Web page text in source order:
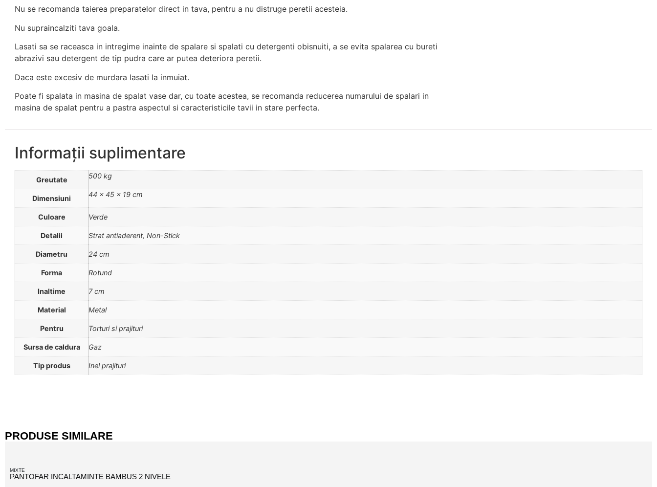
Nu se recomanda taierea preparatelor direct in tava, pentru a nu distruge peretii acesteia.
Nu supraincalziti tava goala.
Lasati sa se raceasca in intregime inainte de spalare si spalati cu detergenti obisnuiti, a se evita spalarea cu bureti
abrazivi sau detergent de tip pudra care ar putea deteriora peretii.
Daca este excesiv de murdara lasati la inmuiat.
Poate fi spalata in masina de spalat vase dar, cu toate acestea, se recomanda reducerea numarului de spalari in
masina de spalat pentru a pastra aspectul si caracteristicile tavii in stare perfecta.
Informații suplimentare
Greutate 500 kg
Dimensiuni 44 × 45 × 19 cm
Culoare Verde
Detalii Strat antiaderent, Non-Stick
Diametru 24 cm
Forma Rotund
Inaltime 7 cm
Material Metal
Pentru Torturi si prajituri
Sursa de caldura Gaz
Tip produs Inel prajituri
PRODUSE SIMILARE
MIXTE
PANTOFAR INCALTAMINTE BAMBUS 2 NIVELE